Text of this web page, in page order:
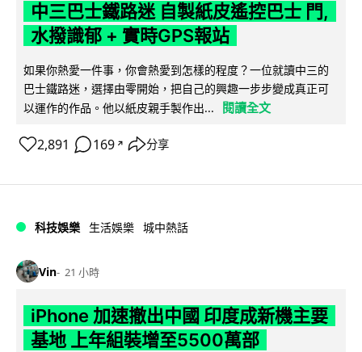
中三巴士鐵路迷 自製紙皮遙控巴士 門,
水撥識郁 + 實時GPS報站
如果你熱愛一件事，你會熱愛到怎樣的程度？一位就讀中三的
巴士鐵路迷，選擇由零開始，把自己的興趣一步步變成真正可
以運作的作品。他以紙皮親手製作出...
閱讀全文
2,891 169 ↗ 分享
科技娛樂 生活娛樂 城中熱話
Vin 21 小時
iPhone 加速撤出中國 印度成新機主要
基地 上年組裝增至5500萬部